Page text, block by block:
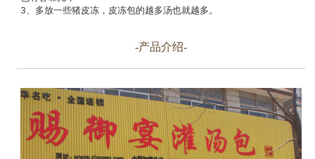
3、多放一些猪皮冻，皮冻包的越多汤也就越多。
-产品介绍-